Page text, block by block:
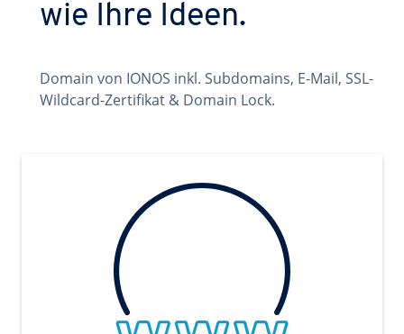
wie Ihre Ideen.
Domain von IONOS inkl. Subdomains, E-Mail, SSL-
Wildcard-Zertifikat & Domain Lock.